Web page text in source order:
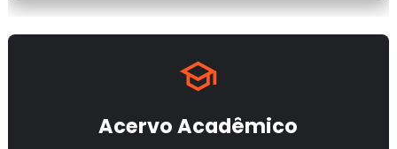
Acervo Acadêmico